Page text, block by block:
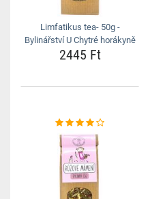
Limfatikus tea- 50g -
Bylinářství U Chytré horákyně
2445 Ft